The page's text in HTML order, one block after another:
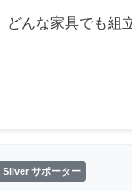
どんな家具でも組
Silver サポーター